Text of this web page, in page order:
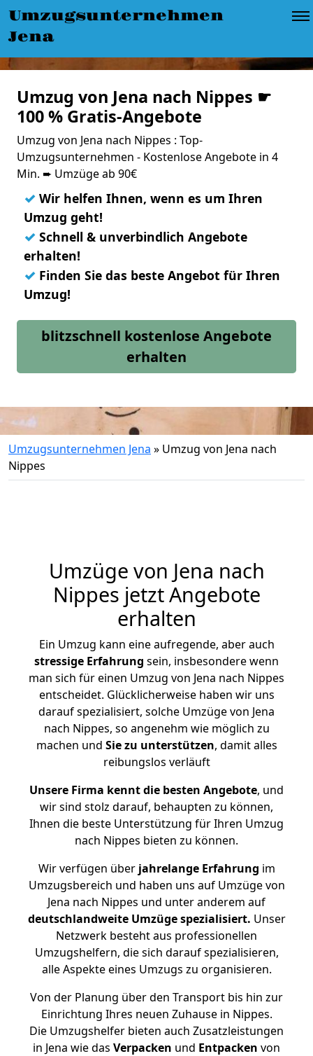
Umzugsunternehmen
Jena
Umzug von Jena nach Nippes ☛
100 % Gratis-Angebote
Umzug von Jena nach Nippes : Top-
Umzugsunternehmen - Kostenlose Angebote in 4
Min. ➨ Umzüge ab 90€
✓ Wir helfen Ihnen, wenn es um Ihren
Umzug geht!
✓ Schnell & unverbindlich Angebote
erhalten!
✓ Finden Sie das beste Angebot für Ihren
Umzug!
blitzschnell kostenlose Angebote
erhalten
Umzugsunternehmen Jena » Umzug von Jena nach
Nippes
Umzüge von Jena nach
Nippes jetzt Angebote
erhalten
Ein Umzug kann eine aufregende, aber auch
stressige Erfahrung sein, insbesondere wenn
man sich für einen Umzug von Jena nach Nippes
entscheidet. Glücklicherweise haben wir uns
darauf spezialisiert, solche Umzüge von Jena
nach Nippes, so angenehm wie möglich zu
machen und Sie zu unterstützen, damit alles
reibungslos verläuft
Unsere Firma kennt die besten Angebote, und
wir sind stolz darauf, behaupten zu können,
Ihnen die beste Unterstützung für Ihren Umzug
nach Nippes bieten zu können.
Wir verfügen überjahrelange Erfahrung im
Umzugsbereich und haben uns auf Umzüge von
Jena nach Nippes und unter anderem auf
deutschlandweite Umzüge spezialisiert. Unser
Netzwerk besteht aus professionellen
Umzugshelfern, die sich darauf spezialisieren,
alle Aspekte eines Umzugs zu organisieren.
Von der Planung über den Transport bis hin zur
Einrichtung Ihres neuen Zuhause in Nippes.
Die Umzugshelfer bieten auch Zusatzleistungen
in Jena wie das Verpacken und Entpacken von